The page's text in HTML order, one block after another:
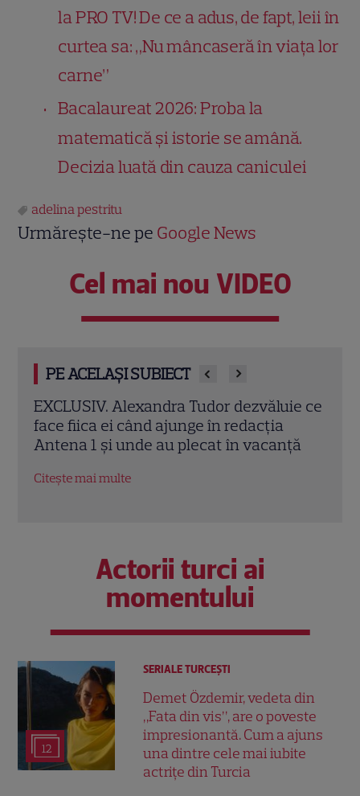
la PRO TV! De ce a adus, de fapt, leii în
curtea sa: „Nu mâncaseră în viața lor
carne”
Bacalaureat 2026: Proba la
matematică și istorie se amână.
Decizia luată din cauza caniculei
adelina pestritu
Urmărește-ne pe Google News
Cel mai nou VIDEO
PE ACELAȘI SUBIECT
Amalia Enache, imagini spectaculoase
din Veneția alături de fiica ei. Dorința
împlinită după 10 ani
Citește mai multe
Actorii turci ai
momentului
12
SERIALE TURCEŞTI
Demet Özdemir, vedeta din
„Fata din vis”, are o poveste
impresionantă. Cum a ajuns
una dintre cele mai iubite
actrițe din Turcia